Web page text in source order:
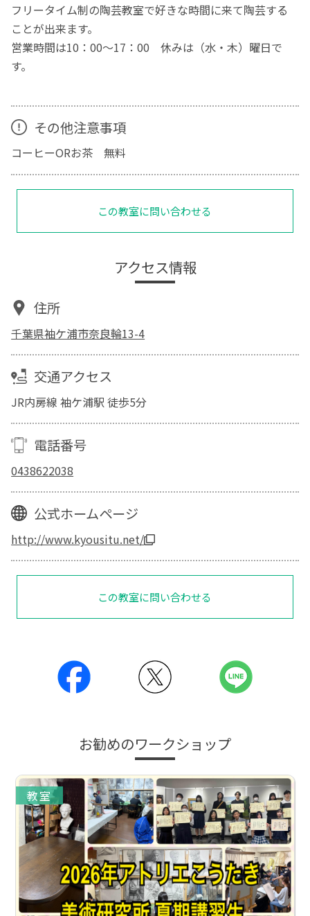
フリータイム制の陶芸教室で好きな時間に来て陶芸する
ことが出来ます。
営業時間は10：00～17：00 休みは（水・木）曜日で
す。
その他注意事項
コーヒーORお茶 無料
この教室に問い合わせる
アクセス情報
住所
千葉県袖ケ浦市奈良輪13-4
交通アクセス
JR内房線 袖ケ浦駅 徒歩5分
電話番号
0438622038
公式ホームページ
http://www.kyousitu.net/
この教室に問い合わせる
お勧めのワークショップ
教室